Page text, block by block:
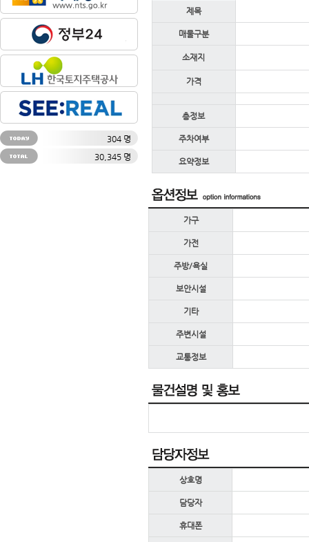
304 명
30,345 명
제목
매물구분
소재지
가격
층정보
주차여부
요약정보
가구
가전
주방/욕실
보안시설
기타
주변시설
교통정보
상호명
담당자
휴대폰